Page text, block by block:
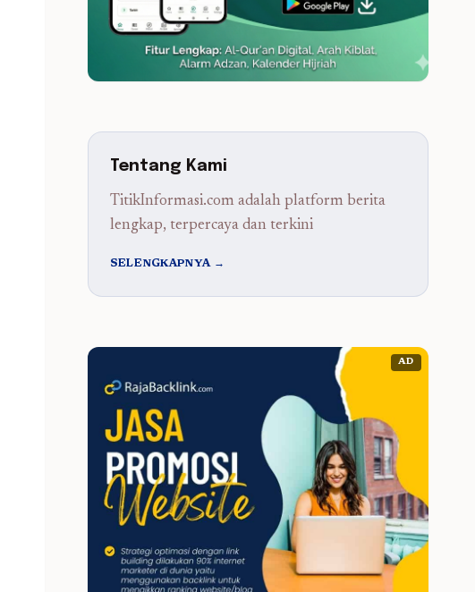
Tentang Kami
TitikInformasi.com adalah platform berita
lengkap, terpercaya dan terkini
SELENGKAPNYA →
AD